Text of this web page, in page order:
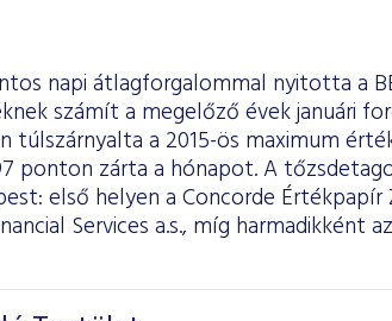
napi átlagforgalommal nyitotta a
számít a megelőző évek januári
túlszárnyalta a 2015-ös maximum
ponton zárta a hónapot. A
első helyen a Concorde
Services a.s., míg harmadikként